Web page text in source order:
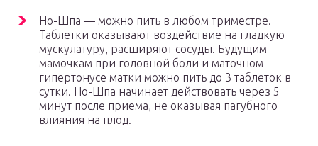
Но-Шпа — можно пить в любом триместре.
Таблетки оказывают воздействие на гладкую
мускулатуру, расширяют сосуды. Будущим
мамочкам при головной боли и маточном
гипертонусе матки можно пить до 3 таблеток в
сутки. Но-Шпа начинает действовать через 5
минут после приема, не оказывая пагубного
влияния на плод.